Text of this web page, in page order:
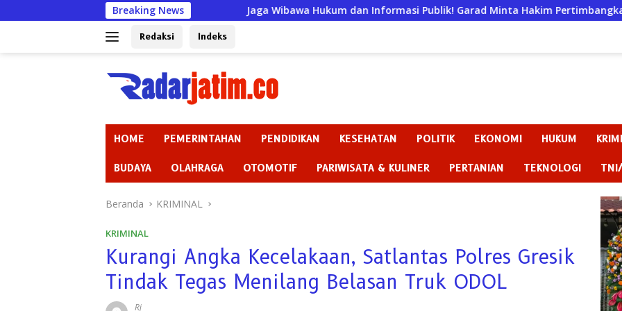
ke
Breaking NewsJaga Wibawa Hukum dan Informasi Publik! Garad Minta Hakim Pertimbangkan Substansi
Redaksi Indeks
HOME PEMERINTAHAN PENDIDIKAN KESEHATAN POLITIK EKONOMI HUKUM
BUDAYA OLAHRAGA OTOMOTIF PARIWISATA & KULINER PERTANIAN TEKNOLOGI
Beranda KRIMINAL
KRIMINAL
Kurangi Angka Kecelakaan, Satlantas Polres Gresik
Tindak Tegas Menilang Belasan Truk ODOL
Rj